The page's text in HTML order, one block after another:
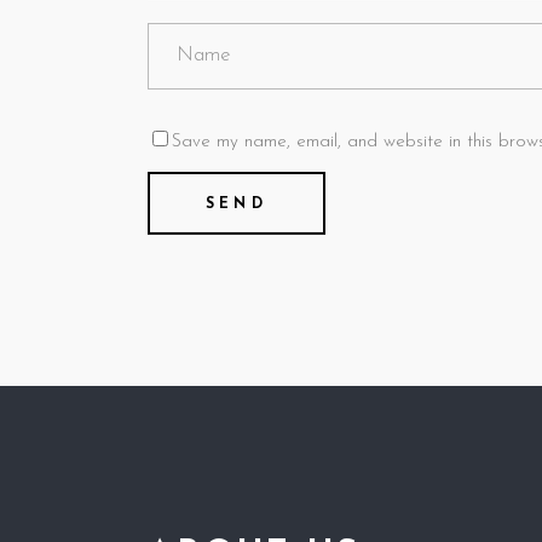
Save my name, email, and website in this